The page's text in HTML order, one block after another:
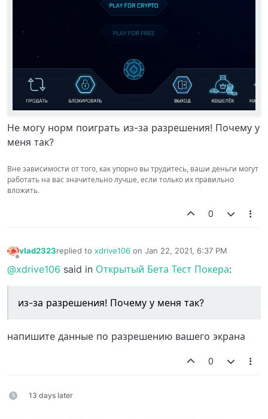
Не могу норм поиграть из-за разрешения! Почему у
меня так?
Вне зависимости от того, как упорно вы трудитесь, ваши деньги могут
работать на вас значительно лучше, если только их правильно
вложить.
0
vlad2323replied to xdrive106 on Jan 22, 2021, 6:37 PM
last edited by
@xdrive106 said in Открытый Бета Тест Покера:
из-за разрешения! Почему у меня так?
напишите данные по разрешению вашего экрана
0
13 days later